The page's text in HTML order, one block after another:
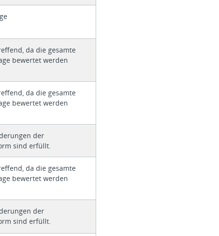
da die gesamte
bewertet werden
da die gesamte
bewertet werden
der
sind erfüllt.
da die gesamte
bewertet werden
der
sind erfüllt.